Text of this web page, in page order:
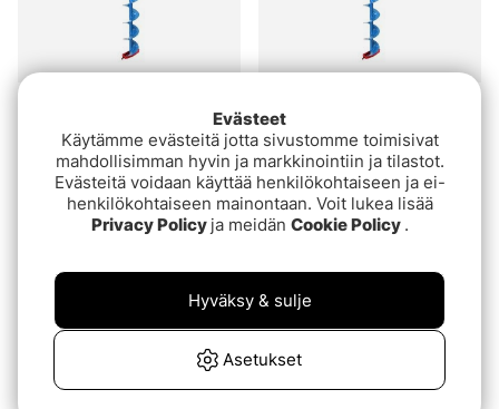
Mora Ice Easy 150mm
€99
Evästeet
Käytämme evästeitä jotta sivustomme toimisivat
mahdollisimman hyvin ja markkinointiin ja tilastot.
Evästeitä voidaan käyttää henkilökohtaiseen ja ei-
henkilökohtaiseen mainontaan. Voit lukea lisää
Privacy Policy ja meidän Cookie Policy .
Asetukset
Hyväksy & sulje